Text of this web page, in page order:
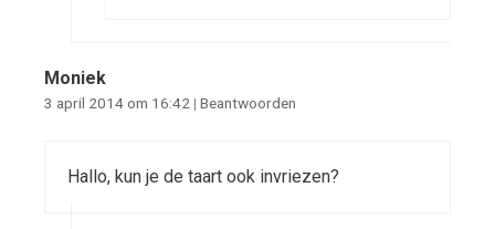
Moniek
3 april 2014 om 16:42 | Beantwoorden
Hallo, kun je de taart ook invriezen?